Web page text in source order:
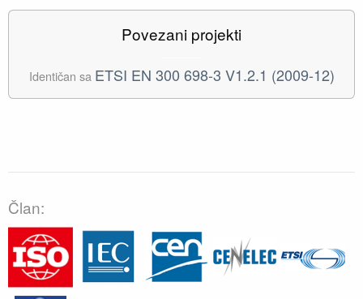
Povezani projekti
Identičan sa ETSI EN 300 698-3 V1.2.1 (2009-12)
Član: